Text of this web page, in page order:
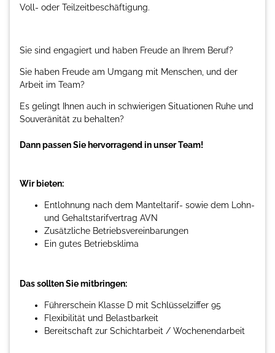
Voll- oder Teilzeitbeschäftigung.
Sie sind engagiert und haben Freude an Ihrem Beruf?
Sie haben Freude am Umgang mit Menschen, und der
Arbeit im Team?
Es gelingt Ihnen auch in schwierigen Situationen Ruhe und
Souveränität zu behalten?
Dann passen Sie hervorragend in unser Team!
Wir bieten:
Entlohnung nach dem Manteltarif- sowie dem Lohn-
und Gehaltstarifvertrag AVN
Zusätzliche Betriebsvereinbarungen
Ein gutes Betriebsklima
Das sollten Sie mitbringen:
Führerschein Klasse D mit Schlüsselziffer 95
Flexibilität und Belastbarkeit
Bereitschaft zur Schichtarbeit / Wochenendarbeit